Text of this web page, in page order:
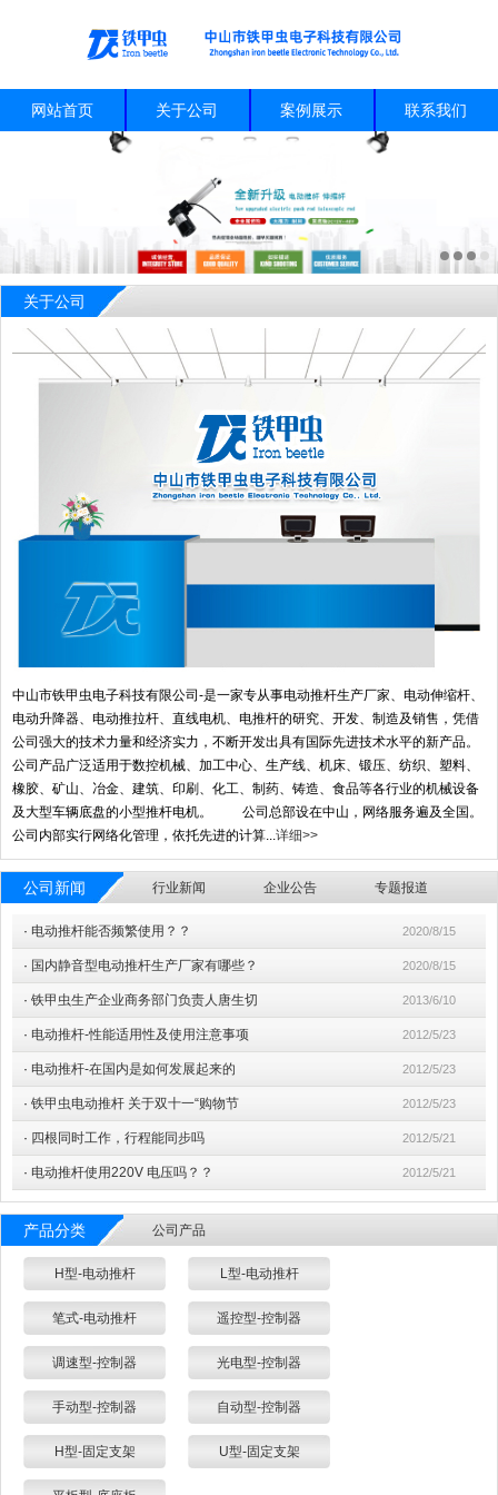
网站首页 关于公司 案例展示 联系我们
关于公司
中山市铁甲虫电子科技有限公司-是一家专从事电动推杆生产厂家、电动伸缩杆、
电动升降器、电动推拉杆、直线电机、电推杆的研究、开发、制造及销售，凭借
公司强大的技术力量和经济实力，不断开发出具有国际先进技术水平的新产品。
公司产品广泛适用于数控机械、加工中心、生产线、机床、锻压、纺织、塑料、
橡胶、矿山、冶金、建筑、印刷、化工、制药、铸造、食品等各行业的机械设备
及大型车辆底盘的小型推杆电机。 公司总部设在中山，网络服务遍及全国。
公司内部实行网络化管理，依托先进的计算...详细>>
公司新闻 行业新闻 企业公告 专题报道
· 电动推杆能否频繁使用？？ 2020/8/15
· 国内静音型电动推杆生产厂家有哪些？ 2020/8/15
· 铁甲虫生产企业商务部门负责人唐生切 2013/6/10
· 电动推杆-性能适用性及使用注意事项 2012/5/23
· 电动推杆-在国内是如何发展起来的 2012/5/23
· 铁甲虫电动推杆 关于双十一“购物节 2012/5/23
· 四根同时工作，行程能同步吗 2012/5/21
· 电动推杆使用220V 电压吗？？ 2012/5/21
产品分类 公司产品
H型-电动推杆 L型-电动推杆
笔式-电动推杆 遥控型-控制器
调速型-控制器 光电型-控制器
手动型-控制器 自动型-控制器
H型-固定支架 U型-固定支架